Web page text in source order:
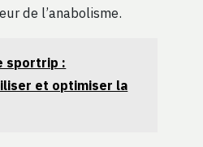
de l’anabolisme.
sportrip :
et optimiser la